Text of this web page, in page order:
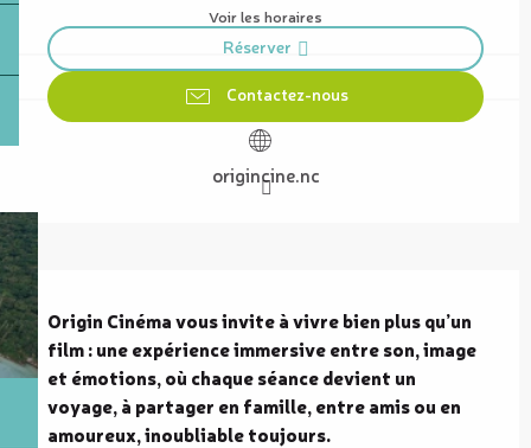
Voir les horaires
Réserver
Contactez-nous
origincine.nc
Description
Origin Cinéma vous invite à vivre bien plus qu’un
film : une expérience immersive entre son, image
et émotions, où chaque séance devient un
voyage, à partager en famille, entre amis ou en
amoureux, inoubliable toujours.